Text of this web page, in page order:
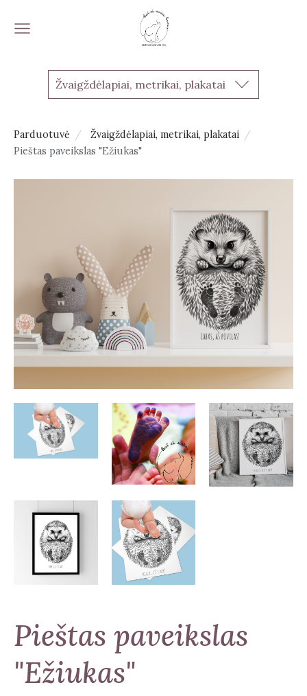
Žvaigždėlapiai, metrikai, plakatai
Parduotuvė
Žvaigždėlapiai, metrikai, plakatai
Pieštas paveikslas "Ežiukas"
Pieštas paveikslas
"Ežiukas"